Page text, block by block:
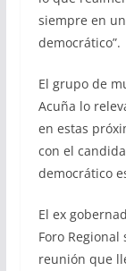
siempre en
democrático”.
El grupo de
Acuña lo
en estas
con el
democrático
El ex
Foro
reunión que